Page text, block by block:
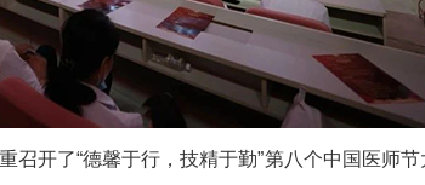
开了“德馨于行，技精于勤”第八个中国医师